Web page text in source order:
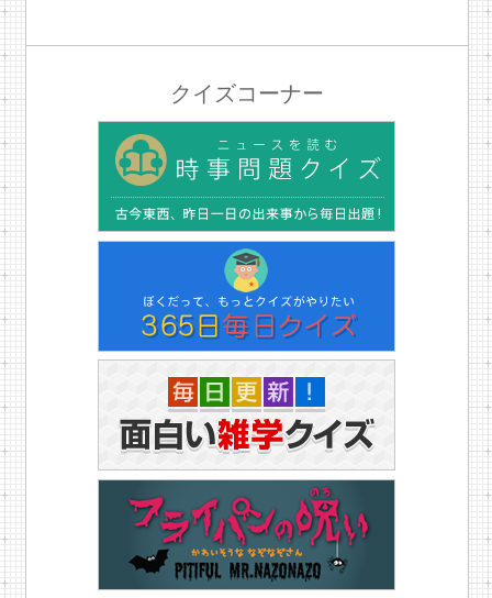
クイズコーナー